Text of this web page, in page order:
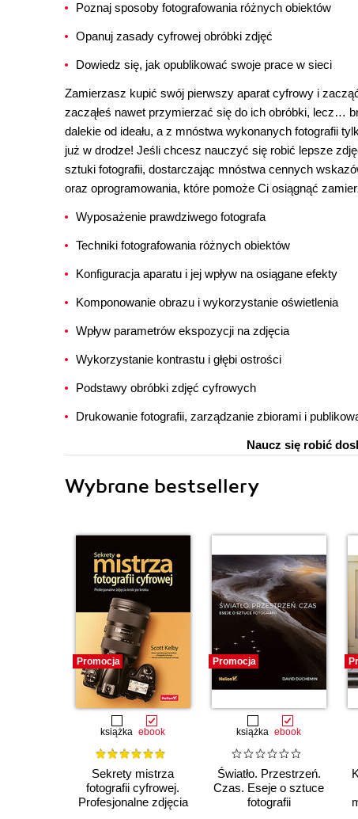
Poznaj sposoby fotografowania różnych obiektów
Opanuj zasady cyfrowej obróbki zdjęć
Dowiedz się, jak opublikować swoje prace w sieci
Zamierzasz kupić swój pierwszy aparat cyfrowy i
zacząłeś nawet przymierzać się do ich obróbki, lecz…
dalekie od ideału, a z mnóstwa wykonanych fotografii
już w drodze! Jeśli chcesz nauczyć się robić lepsze
sztuki fotografii, dostarczając mnóstwa cennych
oraz oprogramowania, które pomoże Ci osiągnąć
Wyposażenie prawdziwego fotografa
Techniki fotografowania różnych obiektów
Konfiguracja aparatu i jej wpływ na osiągane efekty
Komponowanie obrazu i wykorzystanie oświetlenia
Wpływ parametrów ekspozycji na zdjęcia
Wykorzystanie kontrastu i głębi ostrości
Podstawy obróbki zdjęć cyfrowych
Drukowanie fotografii, zarządzanie zbiorami i
Naucz się robić
Wybrane bestsellery
Promocja
książka ebook
Sekrety mistrza
fotografii cyfrowej.
Profesjonalne zdjęcia
Promocja
książka ebook
Światło. Przestrzeń.
Czas. Eseje o sztuce
fotografii